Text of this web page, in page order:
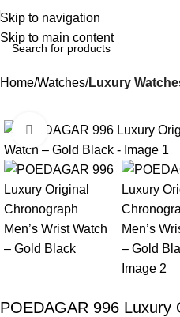
Skip to navigation
Skip to main content
Home Watches Luxury
-19%
Click to enlarge
POEDAGAR 996 Luxury